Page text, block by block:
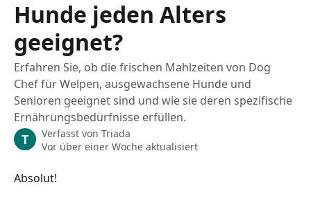
Hunde jeden Alters
geeignet?
Erfahren Sie, ob die frischen Mahlzeiten von Dog
Chef für Welpen, ausgewachsene Hunde und
Senioren geeignet sind und wie sie deren spezifische
Ernährungsbedürfnisse erfüllen.
T Verfasst von Triada
Vor über einer Woche aktualisiert
Absolut!